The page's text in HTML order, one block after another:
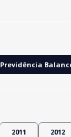
Previdência
2011 2012